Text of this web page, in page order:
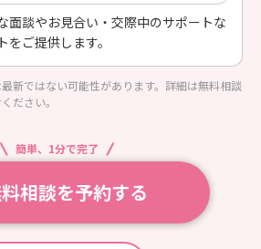
面談やお見合い・交際中のサポートな
ご提供します。
新ではない可能性があります。詳細は無料相談
ださい。
簡単、1分で完了
相談を予約する